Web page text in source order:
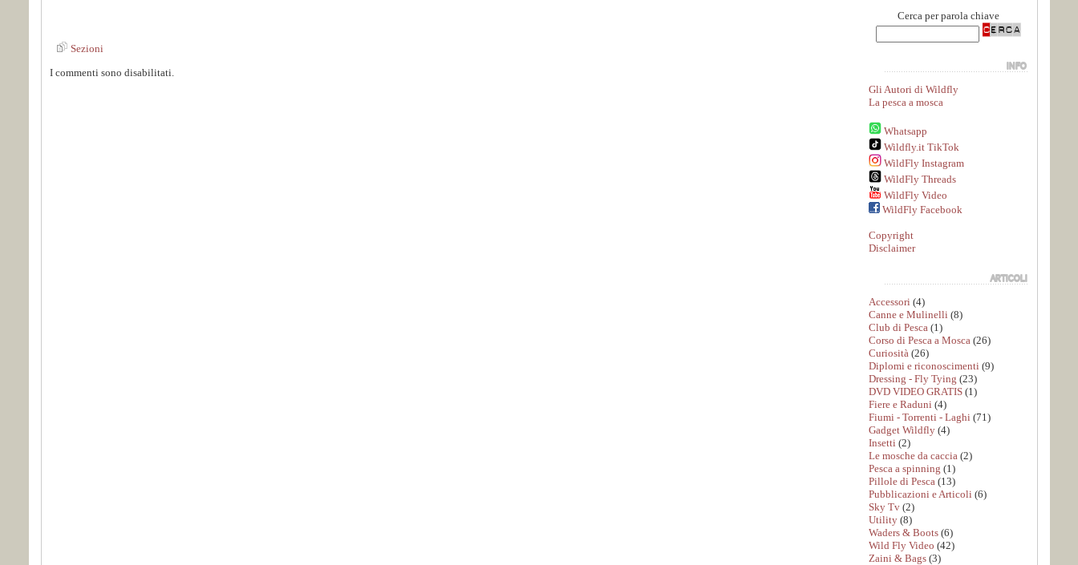
Sezioni
I commenti sono disabilitati.
Cerca per parola chiave
Gli Autori di Wildfly
La pesca a mosca
Whatsapp
Wildfly.it TikTok
WildFly Instagram
WildFly Threads
WildFly Video
WildFly Facebook
Copyright
Disclaimer
Accessori (4)
Canne e Mulinelli (8)
Club di Pesca (1)
Corso di Pesca a Mosca (26)
Curiosità (26)
Diplomi e riconoscimenti (9)
Dressing - Fly Tying (23)
DVD VIDEO GRATIS(1)
Fiere e Raduni (4)
Fiumi - Torrenti - Laghi (71)
Gadget Wildfly(4)
Insetti (2)
Le mosche da caccia (2)
Pesca a spinning (1)
Pillole di Pesca (13)
Pubblicazioni e Articoli (6)
Sky Tv(2)
Utility(8)
Waders & Boots(6)
Wild Fly Video (42)
Zaini & Bags(3)